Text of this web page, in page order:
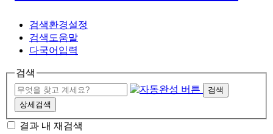
검색환경설정
검색도움말
다국어입력
검색
검색
상세검색
결과 내 재검색